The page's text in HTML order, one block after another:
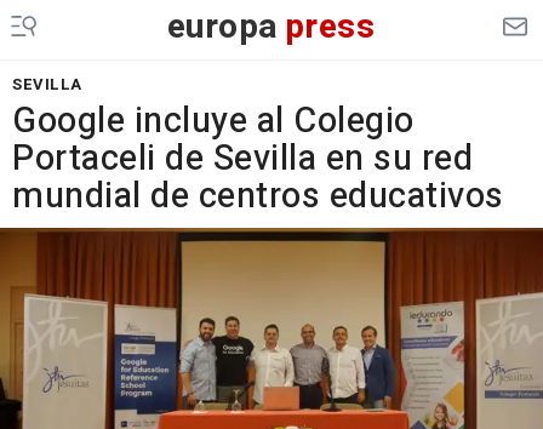
europa press
SEVILLA
Google incluye al Colegio
Portaceli de Sevilla en su red
mundial de centros educativos